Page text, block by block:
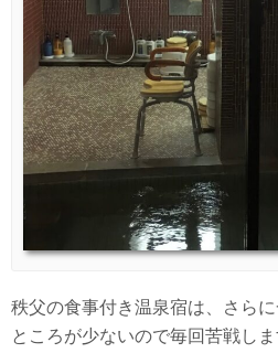
秩父の食事付き温泉宿は、さら
ところが少ないので毎回苦戦しま